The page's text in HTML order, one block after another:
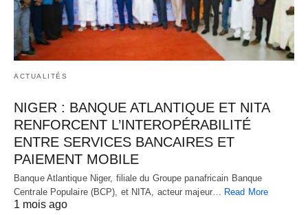
ACTUALITÉS
NIGER : BANQUE ATLANTIQUE ET NITA
RENFORCENT L’INTEROPÉRABILITÉ
ENTRE SERVICES BANCAIRES ET
PAIEMENT MOBILE
Banque Atlantique Niger, filiale du Groupe panafricain Banque
Centrale Populaire (BCP), et NITA, acteur majeur…
Read More
1 mois ago